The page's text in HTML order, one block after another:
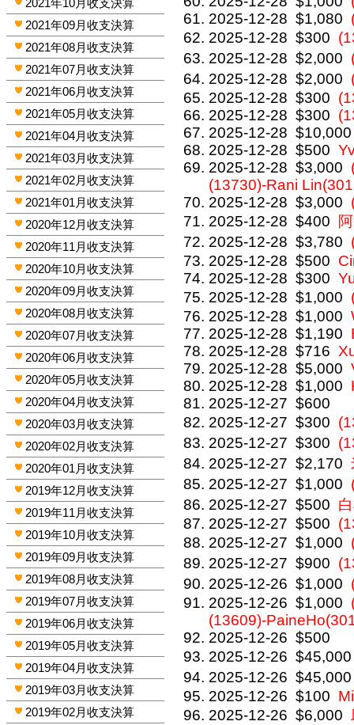
2021年10月收支決算
2021年09月收支決算
2021年08月收支決算
2021年07月收支決算
2021年06月收支決算
2021年05月收支決算
2021年04月收支決算
2021年03月收支決算
2021年02月收支決算
2021年01月收支決算
2020年12月收支決算
2020年11月收支決算
2020年10月收支決算
2020年09月收支決算
2020年08月收支決算
2020年07月收支決算
2020年06月收支決算
2020年05月收支決算
2020年04月收支決算
2020年03月收支決算
2020年02月收支決算
2020年01月收支決算
2019年12月收支決算
2019年11月收支決算
2019年10月收支決算
2019年09月收支決算
2019年08月收支決算
2019年07月收支決算
2019年06月收支決算
2019年05月收支決算
2019年04月收支決算
2019年03月收支決算
2019年02月收支決算
2025-12-28 $1,080
2025-12-28 $300
2025-12-28 $2,000
2025-12-28 $2,000
2025-12-28 $300
2025-12-28 $300
2025-12-28 $10,000
2025-12-28 $500
2025-12-28 $3,000
(13730)-Rani
2025-12-28 $3,000
2025-12-28 $400
2025-12-28 $3,780
2025-12-28 $500
2025-12-28 $300
2025-12-28 $1,000
2025-12-28 $1,000
2025-12-28 $1,190
2025-12-28 $716
2025-12-28 $5,000
2025-12-28 $1,000
2025-12-27 $600
2025-12-27 $300
2025-12-27 $300
2025-12-27 $2,170
2025-12-27 $1,000
2025-12-27 $500
2025-12-27 $500
2025-12-27 $1,000
2025-12-27 $900
2025-12-26 $1,000
2025-12-26 $1,000
(13609)-
2025-12-26 $500
2025-12-26 $45,000
2025-12-26 $45,000
2025-12-26 $100
2025-12-26 $6,000